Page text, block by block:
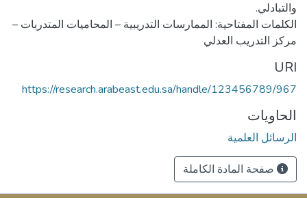
الكلمات المفتاحية: الممارسات التدريبية – المحاميات المتدربات –
مركز التدريب العدلي
URI
https://research.arabeast.edu.sa/handle/123456789/967
الحاويات
الرسائل العلمية
صفحة المادة الكاملة